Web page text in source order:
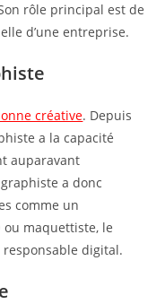
rôle principal est de
d’une entreprise.
créative. Depuis
a la capacité
auparavant
a donc
comme un
ou maquettiste, le
digital.